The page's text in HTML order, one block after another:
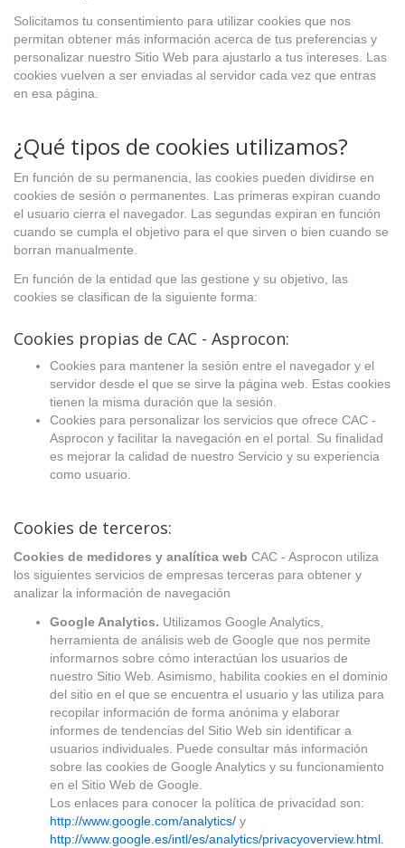
Solicitamos tu consentimiento para utilizar cookies que nos
permitan obtener más información acerca de tus preferencias y
personalizar nuestro Sitio Web para ajustarlo a tus intereses. Las
cookies vuelven a ser enviadas al servidor cada vez que entras
en esa página.
¿Qué tipos de cookies utilizamos?
En función de su permanencia, las cookies pueden dividirse en
cookies de sesión o permanentes. Las primeras expiran cuando
el usuario cierra el navegador. Las segundas expiran en función
cuando se cumpla el objetivo para el que sirven o bien cuando se
borran manualmente.
En función de la entidad que las gestione y su objetivo, las
cookies se clasifican de la siguiente forma:
Cookies propias de CAC - Asprocon:
Cookies para mantener la sesión entre el navegador y el
servidor desde el que se sirve la página web. Estas cookies
tienen la misma duración que la sesión.
Cookies para personalizar los servicios que ofrece CAC -
Asprocon y facilitar la navegación en el portal. Su finalidad
es mejorar la calidad de nuestro Servicio y su experiencia
como usuario.
Cookies de terceros:
Cookies de medidores y analítica web CAC - Asprocon utiliza
los siguientes servicios de empresas terceras para obtener y
analizar la información de navegación
Google Analytics. Utilizamos Google Analytics,
herramienta de análisis web de Google que nos permite
informarnos sobre cómo interactúan los usuarios de
nuestro Sitio Web. Asimismo, habilita cookies en el dominio
del sitio en el que se encuentra el usuario y las utiliza para
recopilar información de forma anónima y elaborar
informes de tendencias del Sitio Web sin identificar a
usuarios individuales. Puede consultar más información
sobre las cookies de Google Analytics y su funcionamiento
en el Sitio Web de Google.
Los enlaces para conocer la política de privacidad son:
http://www.google.com/analytics/ y
http://www.google.es/intl/es/analytics/privacyoverview.html.